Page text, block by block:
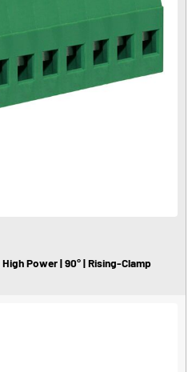
Power | 90° | Rising-Clamp